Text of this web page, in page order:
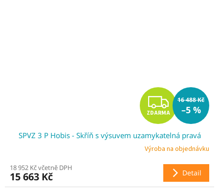
Z
D
A
R
M
ZDARMA
16 488 Kč
–5 %
SPVZ 3 P Hobis - Skříň s výsuvem uzamykatelná pravá
Výroba na objednávku
18 952 Kč včetně DPH
15 663 Kč Detail